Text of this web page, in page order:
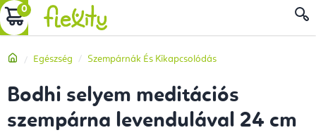
Ugrás
a
tartalomhoz
KOSÁR
Kezdőlap
Egészség Szempárnák És Kikapcsolódás
Bodhi selyem meditációs
szempárna levendulával 24 cm